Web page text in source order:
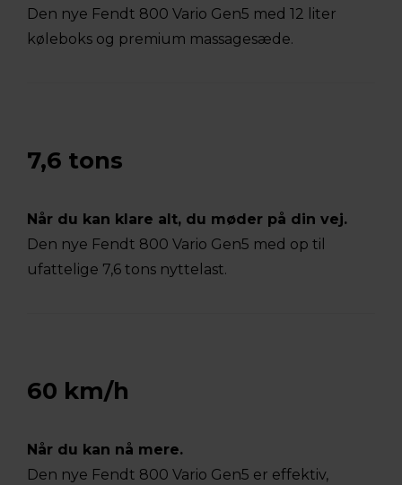
Den nye Fendt 800 Vario Gen5 med 12 liter
køleboks og premium massagesæde.
7,6 tons
Når du kan klare alt, du møder på din vej.
Den nye Fendt 800 Vario Gen5 med op til
ufattelige 7,6 tons nyttelast.
60 km/h
Når du kan nå mere.
Den nye Fendt 800 Vario Gen5 er effektiv,